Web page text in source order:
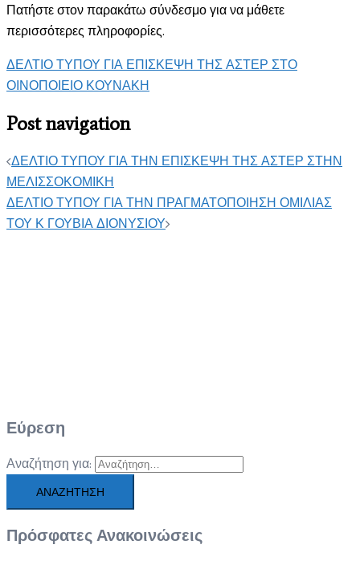
Πατήστε στον παρακάτω σύνδεσμο για να μάθετε
περισσότερες πληροφορίες.
ΔΕΛΤΙΟ ΤΥΠΟΥ ΓΙΑ ΕΠΙΣΚΕΨΗ ΤΗΣ ΑΣΤΕΡ ΣΤΟ
ΟΙΝΟΠΟΙΕΙΟ ΚΟΥΝΑΚΗ
Post navigation
ΔΕΛΤΙΟ ΤΥΠΟΥ ΓΙΑ ΤΗΝ ΕΠΙΣΚΕΨΗ ΤΗΣ ΑΣΤΕΡ ΣΤΗΝ
ΜΕΛΙΣΣΟΚΟΜΙΚΗ
ΔΕΛΤΙΟ ΤΥΠΟΥ ΓΙΑ ΤΗΝ ΠΡΑΓΜΑΤΟΠΟΙΗΣΗ ΟΜΙΛΙΑΣ
ΤΟΥ Κ ΓΟΥΒΙΑ ΔΙΟΝΥΣΙΟΥ
Εύρεση
Αναζήτηση για:
Πρόσφατες Ανακοινώσεις